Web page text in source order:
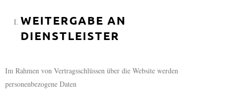
WEITERGABE AN
DIENSTLEISTER
Im Rahmen von Vertragsschlüssen über die Website werden
personenbezogene Daten